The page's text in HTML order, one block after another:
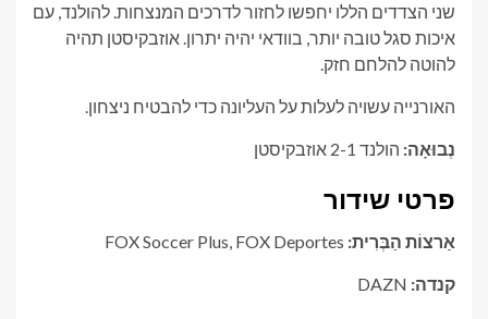
שני הצדדים הללו יחפשו לחזור לדרכים המנצחות. להולנד, עם
איכות סגל טובה יותר, בוודאי יהיה יתרון. אוזבקיסטן תהיה
להוטה להלחם חזק.
האורנייה עשויה לעלות על העליונה כדי להבטיח ניצחון.
נְבוּאָה: הולנד 2-1 אוזבקיסטן
פרטי שידור
אַרצוֹת הַבְּרִית: FOX Soccer Plus, FOX Deportes
קנדה: DAZN